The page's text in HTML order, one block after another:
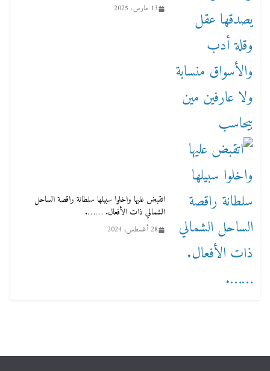
13 مارس، 2025
اتقبض عليها واخلوا سبيلها سلطانة راقصة الساحل
الشمالي ذات الأفعال. …….
28 أغسطس، 2024